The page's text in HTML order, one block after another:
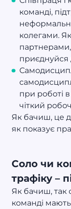
команді,
колегами.
приєднуйся
при роботі
чіткий
Як бачиш, це
як показує
Соло чи
трафіку –
Як бачиш, так
команді мають